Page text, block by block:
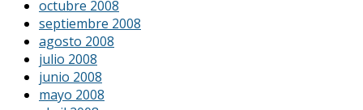
octubre 2008
septiembre 2008
agosto 2008
julio 2008
junio 2008
mayo 2008